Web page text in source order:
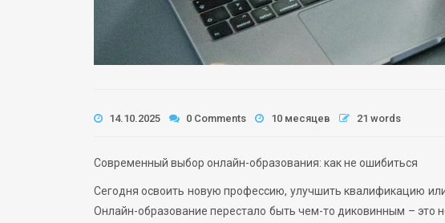
14.10.2025 0 Comments 10 месяцев 21 words
Современный выбор онлайн-образования: как не ошибиться
Сегодня освоить новую профессию, улучшить квалификацию
Онлайн-образование перестало быть чем-то диковинным – это